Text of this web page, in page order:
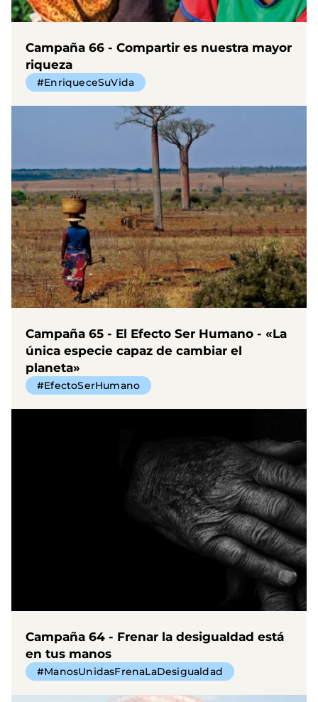
Campaña 66 - Compartir es nuestra mayor
riqueza
#EnriqueceSuVida
Campaña 65 - El Efecto Ser Humano - «La
única especie capaz de cambiar el
planeta»
#EfectoSerHumano
Campaña 64 - Frenar la desigualdad está
en tus manos
#ManosUnidasFrenaLaDesigualdad